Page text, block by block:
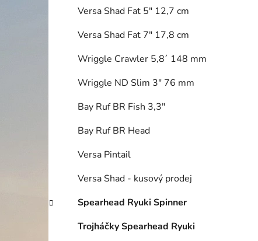
Versa Shad Fat 5" 12,7 cm
Versa Shad Fat 7" 17,8 cm
Wriggle Crawler 5,8´ 148 mm
Wriggle ND Slim 3" 76 mm
Bay Ruf BR Fish 3,3"
Bay Ruf BR Head
Versa Pintail
Versa Shad - kusový prodej
Spearhead Ryuki Spinner
Trojháčky Spearhead Ryuki